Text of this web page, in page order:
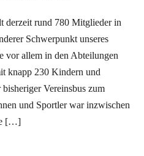
derzeit rund 780 Mitglieder in
Schwerpunkt unseres
vor allem in den Abteilungen
knapp 230 Kindern und
Vereinsbus zum
und Sportler war inzwischen
[…]